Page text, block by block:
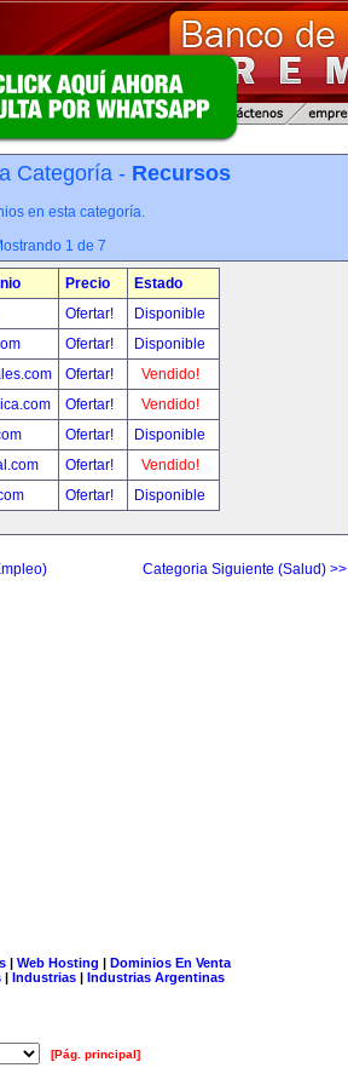
Categoría - Recursos
en esta categoría.
1 de 7
Precio
Estado
Ofertar!
Disponible
Ofertar!
Disponible
Ofertar!
Vendido!
Ofertar!
Vendido!
Ofertar!
Disponible
Ofertar!
Vendido!
Ofertar! Disponible
Categoria Siguiente (Salud) >>
| Web Hosting | Dominios En Venta
| Industrias | Industrias Argentinas
[Pág. principal]